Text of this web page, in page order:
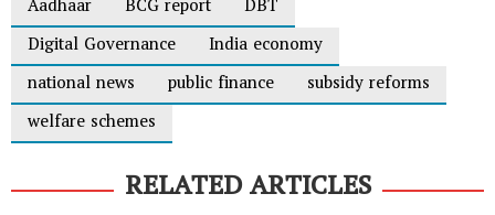
Aadhaar BCG report
DBT
Digital Governance
India economy
national news
public finance
subsidy reforms
welfare schemes
RELATED ARTICLES